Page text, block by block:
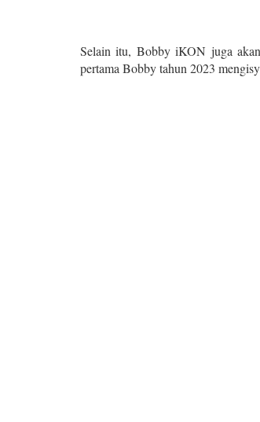
Selain itu, Bobby iKON juga
pertama Bobby tahun 2023